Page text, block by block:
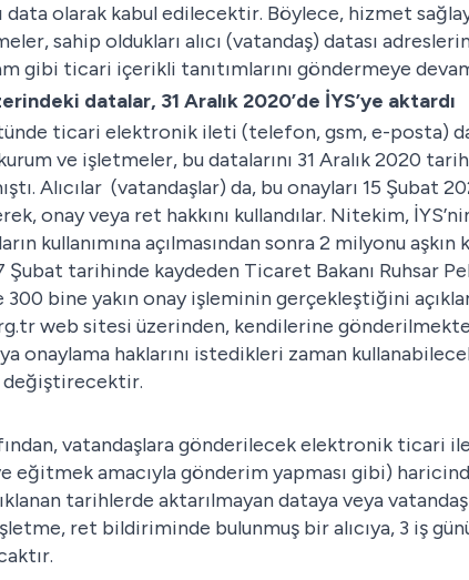
data olarak kabul edilecektir. Böylece, hizmet
sahip oldukları alıcı (vatandaş) datası
gibi ticari içerikli tanıtımlarını göndermeye
datalar, 31 Aralık 2020’de İYS’ye aktardı
ticari elektronik ileti (telefon, gsm, e-posta)
ve işletmeler, bu datalarını 31 Aralık 2020
Alıcılar (vatandaşlar) da, bu onayları 15 Şubat
onay veya ret hakkını kullandılar. Nitekim,
kullanımına açılmasından sonra 2 milyonu
tarihinde kaydeden Ticaret Bakanı Ruhsar
bine yakın onay işleminin gerçekleştiğini
web sitesi üzerinden, kendilerine
onaylama haklarını istedikleri zaman
değiştirecektir.
vatandaşlara gönderilecek elektronik ticari
eğitmek amacıyla gönderim yapması gibi)
tarihlerde aktarılmayan dataya veya
ret bildiriminde bulunmuş bir alıcıya, 3 iş